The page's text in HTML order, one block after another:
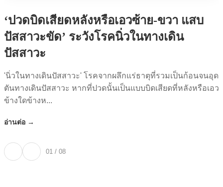
‘ปวดบิดเสียดหลังหรือเอวซ้าย-ขวา แสบ
ปัสสาวะขัด’ ระวังโรคนิ่วในทางเดิน
ปัสสาวะ
'นิ่วในทางเดินปัสสาวะ' โรคจากผลึกแร่ธาตุที่รวมเป็นก้อนจนอุด
ตันทางเดินปัสสาวะ หากที่ปวดนั้นเป็นแบบบิดเสียดที่หลังหรือเอว
ข้างใดข้างห...
อ่านต่อ →
01 / 08